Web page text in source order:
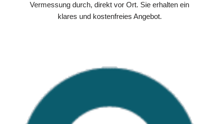
Vermessung durch, direkt vor Ort. Sie erhalten ein
klares und kostenfreies Angebot.